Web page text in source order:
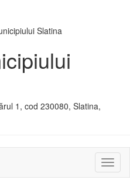
1, cod 230080, Slatina,
sau